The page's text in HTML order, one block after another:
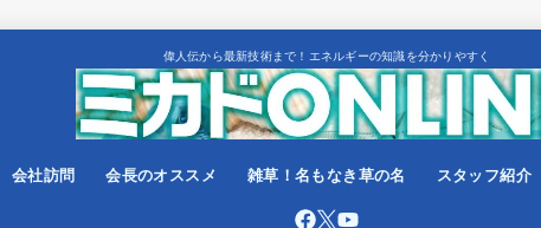
偉人伝から最新技術まで！エネルギーの知識を分かりやすく
会社訪問 会長のオススメ 雑草！名もなき草の名 スタッフ紹介